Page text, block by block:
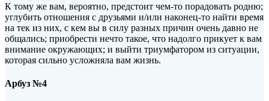
К тому же вам, вероятно, предстоит чем-то порадовать родню;
углубить отношения с друзьями и/или наконец-то найти время
на тек из них, с кем вы в силу разных причин очень давно не
общались; приобрести нечто такое, что надолго прикует к вам
внимание окружающих; и выйти триумфатором из ситуации,
которая сильно усложняла вам жизнь.
Арбуз №4